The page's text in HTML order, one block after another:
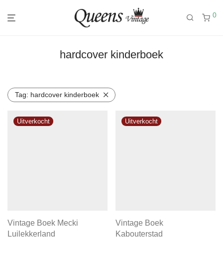
0
hardcover kinderboek
Tag: hardcover kinderboek
Vintage Boek Mecki
Luilekkerland
Vintage Boek
Kabouterstad